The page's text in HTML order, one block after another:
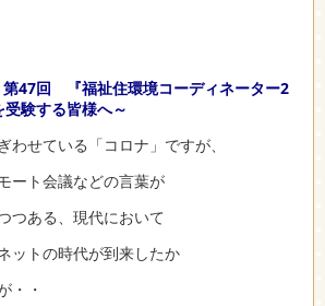
第47回 『福祉住環境コーディネーター2
験する皆様へ～
わせている「コロナ」ですが、
ート会議などの言葉が
つある、現代において
ットの時代が到来したか
・・